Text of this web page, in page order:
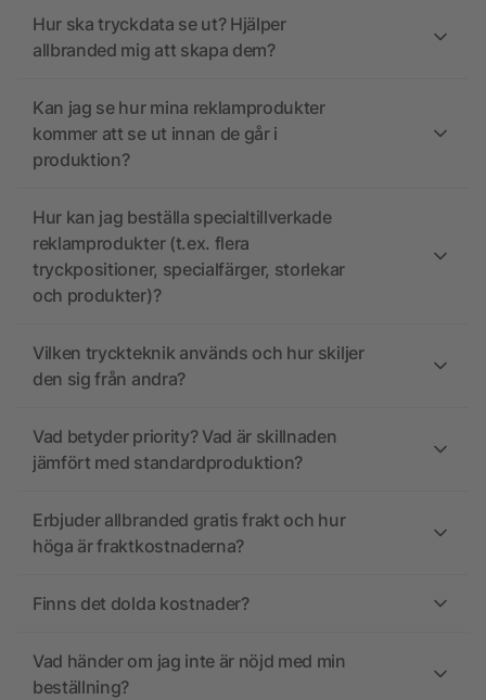
Hur ska tryckdata se ut? Hjälper
allbranded mig att skapa dem?
Kan jag se hur mina reklamprodukter
kommer att se ut innan de går i
produktion?
Hur kan jag beställa specialtillverkade
reklamprodukter (t.ex. flera
tryckpositioner, specialfärger, storlekar
och produkter)?
Vilken tryckteknik används och hur skiljer
den sig från andra?
Vad betyder priority? Vad är skillnaden
jämfört med standardproduktion?
Erbjuder allbranded gratis frakt och hur
höga är fraktkostnaderna?
Finns det dolda kostnader?
Vad händer om jag inte är nöjd med min
beställning?